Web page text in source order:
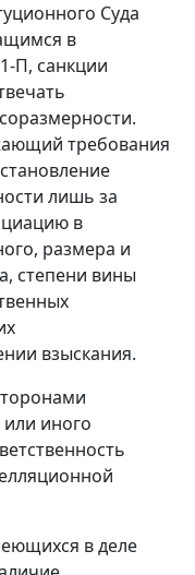
Суда
в
П, санкции
требования
лишь за
в
размера и
степени вины
взыскания.
или иного
в деле